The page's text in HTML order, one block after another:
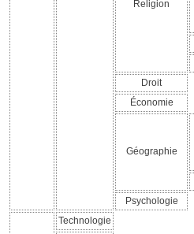
Religion
Droit
Économie
Géographie
Psychologie
Technologie